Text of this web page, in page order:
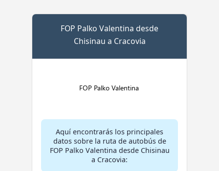
FOP Palko Valentina desde
Chisinau a Cracovia
Aquí encontrarás los principales
datos sobre la ruta de autobús de
FOP Palko Valentina desde Chisinau
a Cracovia: